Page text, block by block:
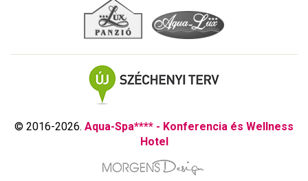
© 2016-2026. Aqua-Spa**** - Konferencia és Wellness
Hotel